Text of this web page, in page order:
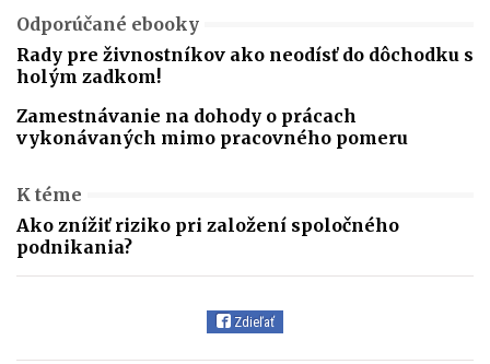
Odporúčané ebooky
Rady pre živnostníkov ako neodísť do dôchodku s
holým zadkom!
Zamestnávanie na dohody o prácach
vykonávaných mimo pracovného pomeru
K téme
Ako znížiť riziko pri založení spoločného
podnikania?
Zdieľať